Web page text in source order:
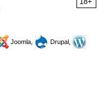
Joomla,
Drupal,